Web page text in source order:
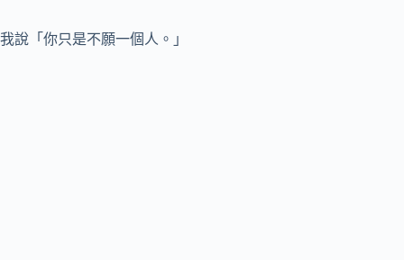
我說「你只是不願一個人。」